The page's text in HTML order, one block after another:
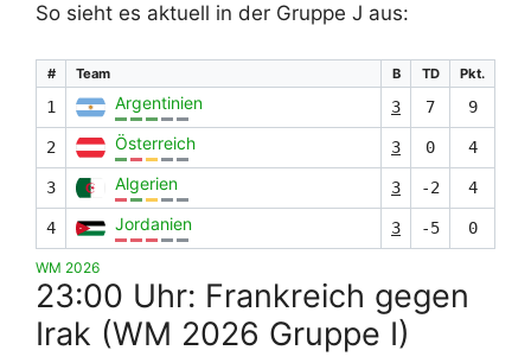
So sieht es aktuell in der Gruppe J aus:
# Team B TD Pkt.
1 Argentinien 3 7 9
2 Österreich 3 0 4
3 Algerien 3 -2 4
4 Jordanien 3 -5 0
WM 2026
23:00 Uhr: Frankreich gegen
Irak (WM 2026 Gruppe I)